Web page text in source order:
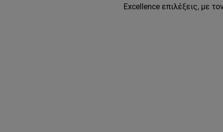
Excellence επιλέξεις, με